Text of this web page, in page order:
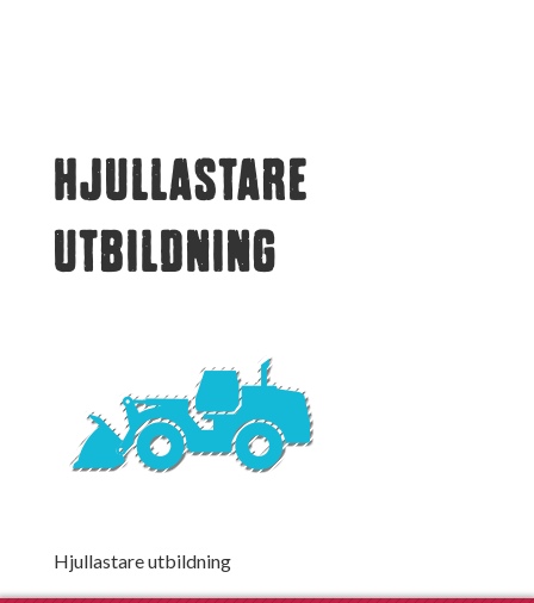
HJULLASTARE
UTBILDNING
Hjullastare utbildning